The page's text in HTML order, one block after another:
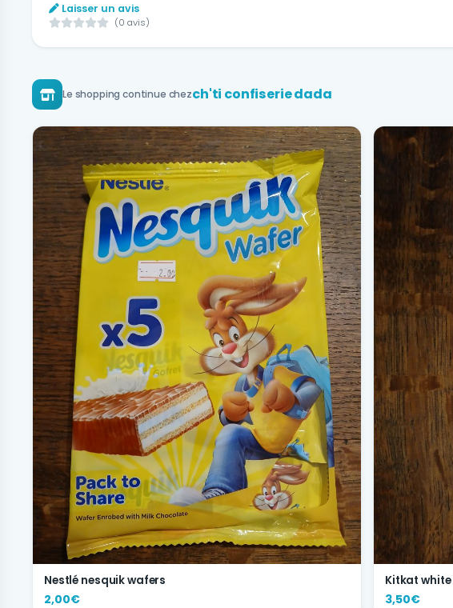
Laisser un avis
(0 avis)
Le shopping continue chezch'ti confiserie dada
Nestlé nesquik wafers
2,00€
Kitkat white
3,50€